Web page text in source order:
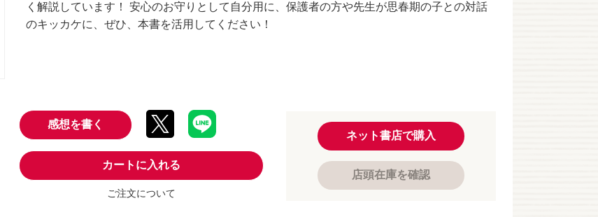
く解説しています！ 安心のお守りとして自分用に、保護者の方や先生が思春期の子との対話
のキッカケに、ぜひ、本書を活用してください！
感想を書く
カートに入れる
ご注文について
ネット書店で購入
店頭在庫を確認